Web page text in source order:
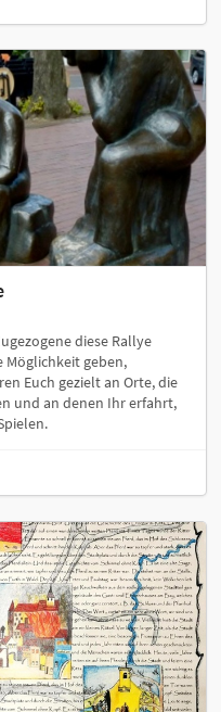
diese Rallye
geben,
Euch gezielt an Orte, die
und an denen Ihr erfahrt,